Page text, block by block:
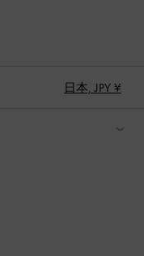
日本, JPY ¥